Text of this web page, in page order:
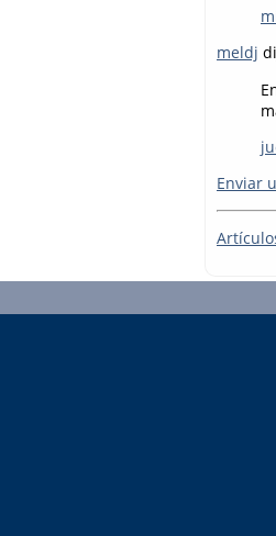
meldj
Enviar